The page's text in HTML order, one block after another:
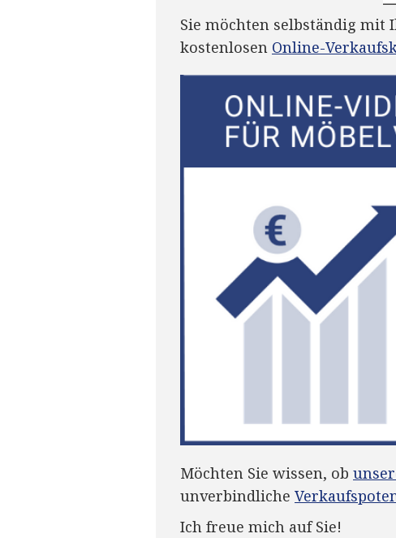
Sie möchten selbständig mit
kostenlosen Online-
Möchten Sie wissen, ob
unverbindliche
Ich freue mich auf Sie!